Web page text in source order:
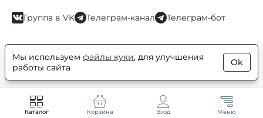
Группа в VK Телеграм-канал Телеграм-бот
© Orental.ru 2007–2026Интернет-магазин парфюмерии и
косметики
Каталог Корзина Вход Меню
Мы используем файлы куки, для улучшения
работы сайта
Ok